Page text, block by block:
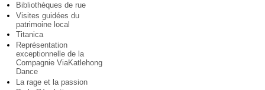
Bibliothèques de rue
Visites guidées du
patrimoine local
Titanica
Représentation
exceptionnelle de la
Compagnie ViaKatlehong
Dance
La rage et la passion